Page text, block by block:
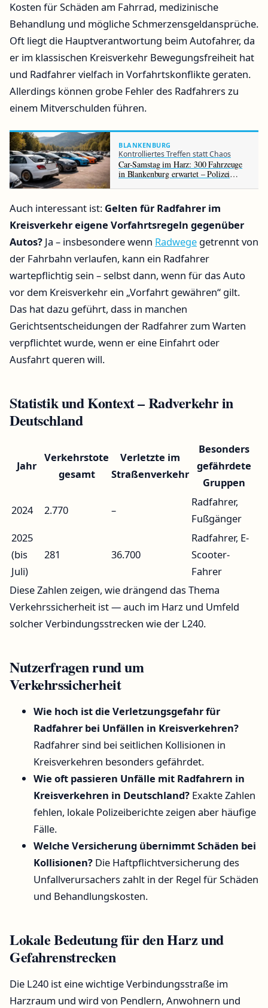
Kosten für Schäden am Fahrrad, medizinische
Behandlung und mögliche Schmerzensgeldansprüche.
Oft liegt die Hauptverantwortung beim Autofahrer, da
er im klassischen Kreisverkehr Bewegungsfreiheit hat
und Radfahrer vielfach in Vorfahrtskonflikte geraten.
Allerdings können grobe Fehler des Radfahrers zu
einem Mitverschulden führen.
BLANKENBURG
Kontrolliertes Treffen statt Chaos
Car-Samstag im Harz: 300 Fahrzeuge
in Blankenburg erwartet – Polizei
Auch interessant ist: Gelten für Radfahrer im
Kreisverkehr eigene Vorfahrtsregeln gegenüber
Autos? Ja – insbesondere wenn Radwege getrennt von
der Fahrbahn verlaufen, kann ein Radfahrer
wartepflichtig sein – selbst dann, wenn für das Auto
vor dem Kreisverkehr ein „Vorfahrt gewähren“ gilt.
Das hat dazu geführt, dass in manchen
Gerichtsentscheidungen der Radfahrer zum Warten
verpflichtet wurde, wenn er eine Einfahrt oder
Ausfahrt queren will.
Statistik und Kontext – Radverkehr in
Deutschland
Jahr
Verkehrstote
gesamt
Verletzte im
Straßenverkehr
Besonders
gefährdete
Gruppen
2024
2.770 –
Radfahrer,
Fußgänger
2025
(bis
Juli)
281 36.700
Radfahrer, E-
Scooter-
Fahrer
Diese Zahlen zeigen, wie drängend das Thema
Verkehrssicherheit ist — auch im Harz und Umfeld
solcher Verbindungsstrecken wie der L240.
Nutzerfragen rund um
Verkehrssicherheit
Wie hoch ist die Verletzungsgefahr für
Radfahrer bei Unfällen in Kreisverkehren?
Radfahrer sind bei seitlichen Kollisionen in
Kreisverkehren besonders gefährdet.
Wie oft passieren Unfälle mit Radfahrern in
Kreisverkehren in Deutschland? Exakte Zahlen
fehlen, lokale Polizeiberichte zeigen aber häufige
Fälle.
Welche Versicherung übernimmt Schäden bei
Kollisionen? Die Haftpflichtversicherung des
Unfallverursachers zahlt in der Regel für Schäden
und Behandlungskosten.
Lokale Bedeutung für den Harz und
Gefahrenstrecken
Die L240 ist eine wichtige Verbindungsstraße im
Harzraum und wird von Pendlern, Anwohnern und